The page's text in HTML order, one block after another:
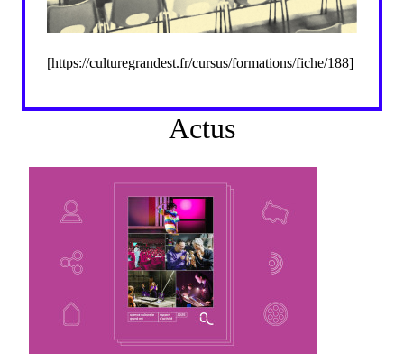
[https://culturegrandest.fr/cursus/formations/fiche/188]
Actus